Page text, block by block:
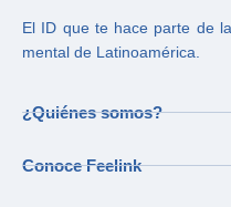
El ID que te hace parte de
mental de Latinoamérica.
¿Quiénes somos?
Conoce Feelink